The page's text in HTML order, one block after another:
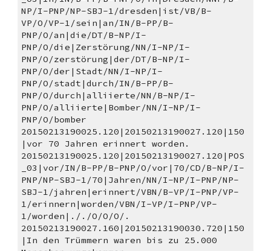
NP/I-PNP/NP-SBJ-1/dresden|ist/VB/B-
VP/O/VP-1/sein|an/IN/B-PP/B-
PNP/O/an|die/DT/B-NP/I-
PNP/O/die|Zerstörung/NN/I-NP/I-
PNP/O/zerstörung|der/DT/B-NP/I-
PNP/O/der|Stadt/NN/I-NP/I-
PNP/O/stadt|durch/IN/B-PP/B-
PNP/O/durch|alliierte/NN/B-NP/I-
PNP/O/alliierte|Bomber/NN/I-NP/I-
PNP/O/bomber
20150213190025.120|20150213190027.120|150
|vor 70 Jahren erinnert worden.
20150213190025.120|20150213190027.120|POS
_03|vor/IN/B-PP/B-PNP/O/vor|70/CD/B-NP/I-
PNP/NP-SBJ-1/70|Jahren/NN/I-NP/I-PNP/NP-
SBJ-1/jahren|erinnert/VBN/B-VP/I-PNP/VP-
1/erinnern|worden/VBN/I-VP/I-PNP/VP-
1/worden|././O/O/O/.
20150213190027.160|20150213190030.720|150
|In den Trümmern waren bis zu 25.000